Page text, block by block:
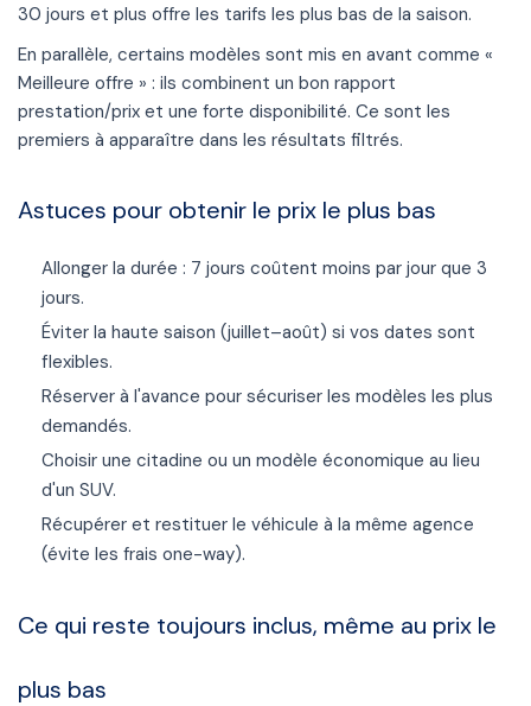
30 jours et plus offre les tarifs les plus bas de la saison.
En parallèle, certains modèles sont mis en avant comme «
Meilleure offre » : ils combinent un bon rapport
prestation/prix et une forte disponibilité. Ce sont les
premiers à apparaître dans les résultats filtrés.
Astuces pour obtenir le prix le plus bas
Allonger la durée : 7 jours coûtent moins par jour que 3
jours.
Éviter la haute saison (juillet–août) si vos dates sont
flexibles.
Réserver à l'avance pour sécuriser les modèles les plus
demandés.
Choisir une citadine ou un modèle économique au lieu
d'un SUV.
Récupérer et restituer le véhicule à la même agence
(évite les frais one-way).
Ce qui reste toujours inclus, même au prix le
plus bas